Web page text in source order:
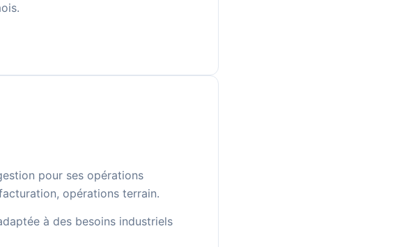
pour ses opérations
opérations terrain.
à des besoins industriels